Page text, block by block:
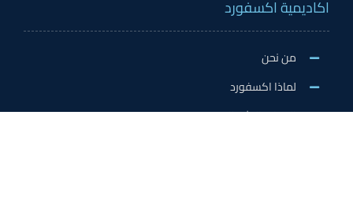
اكاديمية اكسفورد
من نحن
لماذا اكسفورد
الاخبار والنشاطات